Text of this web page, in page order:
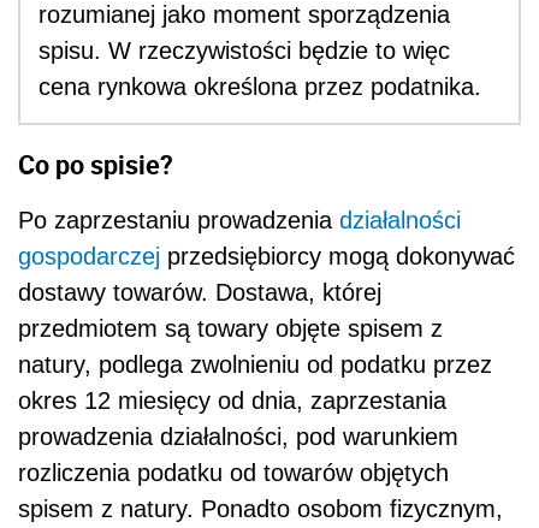
rozumianej jako moment sporządzenia
spisu. W rzeczywistości będzie to więc
cena rynkowa określona przez podatnika.
Co po spisie?
Po zaprzestaniu prowadzenia działalności
gospodarczej przedsiębiorcy mogą dokonywać
dostawy towarów. Dostawa, której
przedmiotem są towary objęte spisem z
natury, podlega zwolnieniu od podatku przez
okres 12 miesięcy od dnia, zaprzestania
prowadzenia działalności, pod warunkiem
rozliczenia podatku od towarów objętych
spisem z natury. Ponadto osobom fizycznym,